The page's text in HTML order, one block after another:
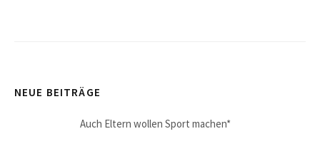
NEUE BEITRÄGE
Auch Eltern wollen Sport machen*